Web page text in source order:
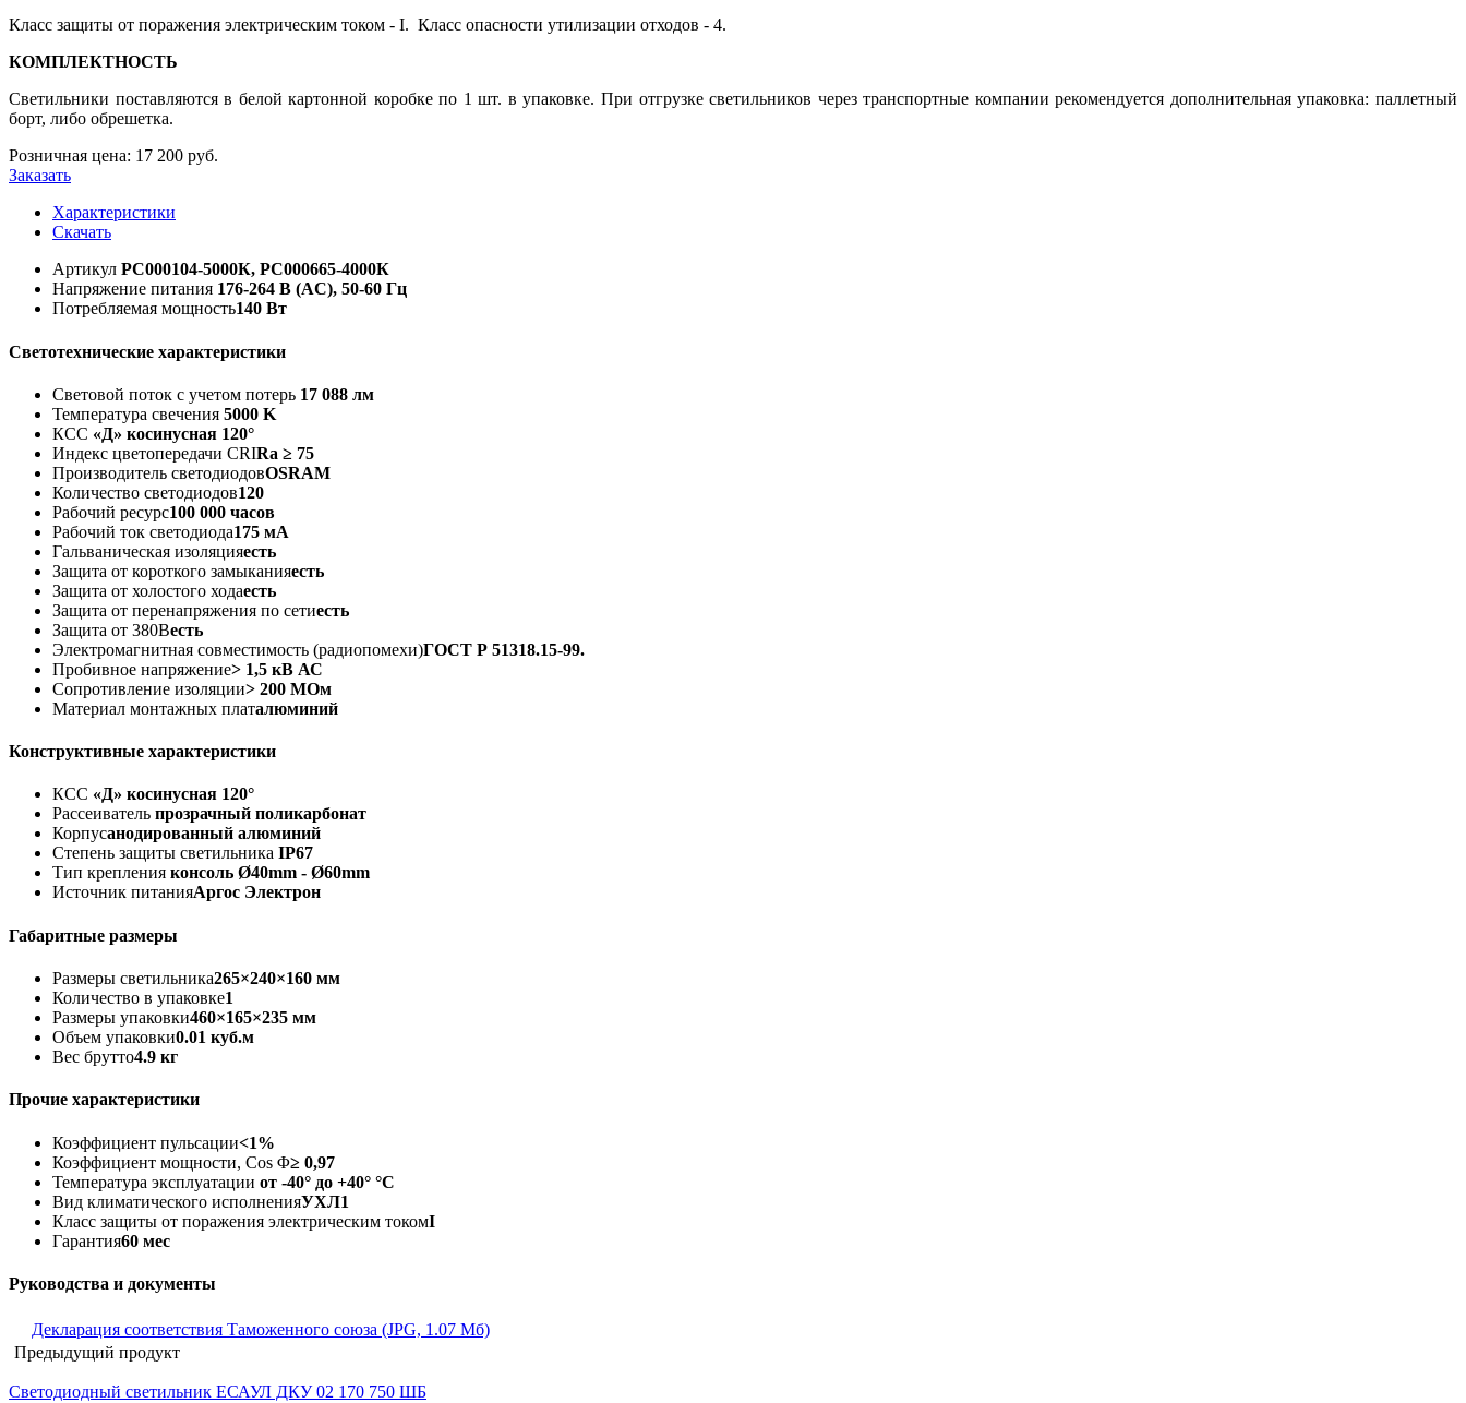
Класс защиты от поражения электрическим током - I. Класс опасности утилизации отходов - 4.
КОМПЛЕКТНОСТЬ
Светильники поставляются в белой картонной коробке по 1 шт. в упаковке. При отгрузке светильников через транспортные компании рекомендуется дополнительная упаковка: паллетный
борт, либо обрешетка.
Розничная цена: 17 200 руб.
Заказать
Характеристики
Скачать
Артикул РС000104-5000К, РС000665-4000К
Напряжение питания 176-264 В (AC), 50-60 Гц
Потребляемая мощность140 Вт
Светотехнические характеристики
Световой поток с учетом потерь 17 088 лм
Температура свечения 5000 K
КСС «Д» косинусная 120°
Индекс цветопередачи CRIRa ≥ 75
Производитель светодиодовOSRAM
Количество светодиодов120
Рабочий ресурс100 000 часов
Рабочий ток светодиода175 мА
Гальваническая изоляцияесть
Защита от короткого замыканияесть
Защита от холостого ходаесть
Защита от перенапряжения по сетиесть
Защита от 380Весть
Электромагнитная совместимость (радиопомехи)ГОСТ Р 51318.15-99.
Пробивное напряжение> 1,5 кВ АС
Сопротивление изоляции> 200 МОм
Материал монтажных платалюминий
Конструктивные характеристики
КСС «Д» косинусная 120°
Рассеиватель прозрачный поликарбонат
Корпусанодированный алюминий
Степень защиты светильника IP67
Тип крепления консоль Ø40mm - Ø60mm
Источник питанияАргос Электрон
Габаритные размеры
Размеры светильника265×240×160 мм
Количество в упаковке1
Размеры упаковки460×165×235 мм
Объем упаковки0.01 куб.м
Вес брутто4.9 кг
Прочие характеристики
Коэффициент пульсации<1%
Коэффициент мощности, Cos Φ≥ 0,97
Температура эксплуатации от -40° до +40° °C
Вид климатического исполненияУХЛ1
Класс защиты от поражения электрическим токомI
Гарантия60 мес
Руководства и документы
Декларация соответствия Таможенного союза (JPG, 1.07 Мб)
Предыдущий продукт
Светодиодный светильник ЕСАУЛ ДКУ 02 170 750 ШБ